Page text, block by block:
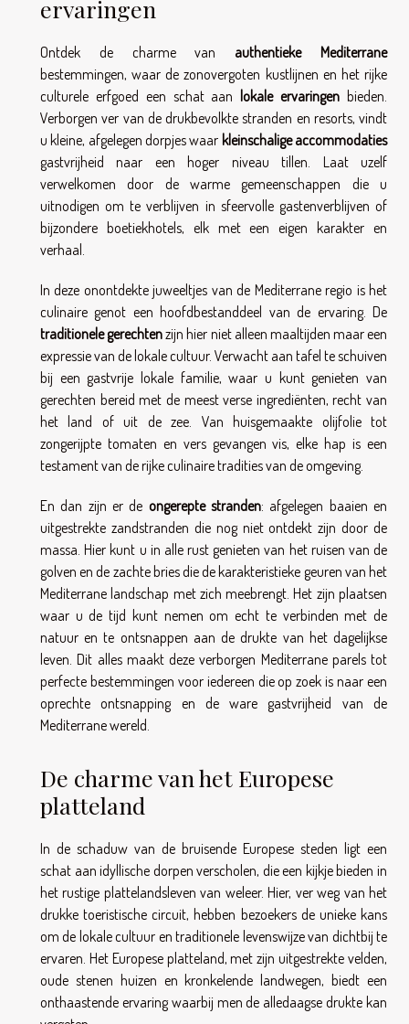
ervaringen
Ontdek de charme van authentieke Mediterrane
bestemmingen, waar de zonovergoten kustlijnen en het rijke
culturele erfgoed een schat aanlokale ervaringen bieden.
Verborgen ver van de drukbevolkte stranden en resorts, vindt
u kleine, afgelegen dorpjes waar kleinschalige accommodaties
gastvrijheid naar een hoger niveau tillen. Laat uzelf
verwelkomen door de warme gemeenschappen die u
uitnodigen om te verblijven in sfeervolle gastenverblijven of
bijzondere boetiekhotels, elk met een eigen karakter en
verhaal.
In deze onontdekte juweeltjes van de Mediterrane regio is het
culinaire genot een hoofdbestanddeel van de ervaring. De
traditionele gerechtenzijn hier niet alleen maaltijden maar een
expressie van de lokale cultuur. Verwacht aan tafel te schuiven
bij een gastvrije lokale familie, waar u kunt genieten van
gerechten bereid met de meest verse ingrediënten, recht van
het land of uit de zee. Van huisgemaakte olijfolie tot
zongerijpte tomaten en vers gevangen vis, elke hap is een
testament van de rijke culinaire tradities van de omgeving.
En dan zijn er de ongerepte stranden: afgelegen baaien en
uitgestrekte zandstranden die nog niet ontdekt zijn door de
massa. Hier kunt u in alle rust genieten van het ruisen van de
golven en de zachte bries die de karakteristieke geuren van het
Mediterrane landschap met zich meebrengt. Het zijn plaatsen
waar u de tijd kunt nemen om echt te verbinden met de
natuur en te ontsnappen aan de drukte van het dagelijkse
leven. Dit alles maakt deze verborgen Mediterrane parels tot
perfecte bestemmingen voor iedereen die op zoek is naar een
oprechte ontsnapping en de ware gastvrijheid van de
Mediterrane wereld.
De charme van het Europese
platteland
In de schaduw van de bruisende Europese steden ligt een
schat aan idyllische dorpen verscholen, die een kijkje bieden in
het rustige plattelandsleven van weleer. Hier, ver weg van het
drukke toeristische circuit, hebben bezoekers de unieke kans
om de lokale cultuur en traditionele levenswijze van dichtbij te
ervaren. Het Europese platteland, met zijn uitgestrekte velden,
oude stenen huizen en kronkelende landwegen, biedt een
onthaastende ervaring waarbij men de alledaagse drukte kan